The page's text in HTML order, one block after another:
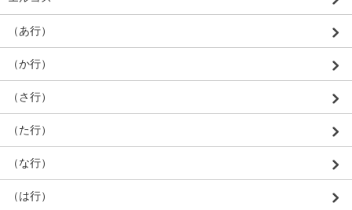
（あ行）
（か行）
（さ行）
（た行）
（な行）
（は行）